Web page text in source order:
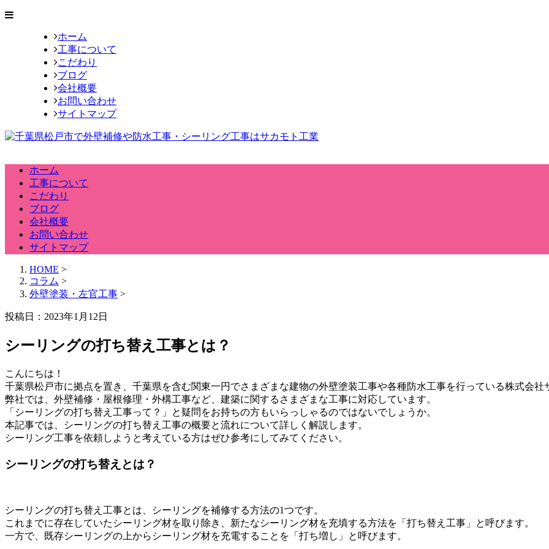
ホーム
工事について
こだわり
ブログ
会社概要
お問い合わせ
サイトマップ
ホーム
工事について
こだわり
ブログ
会社概要
お問い合わせ
サイトマップ
HOME >
コラム >
外壁塗装・左官工事 >
投稿日：2023年1月12日
シーリングの打ち替え工事とは？
こんにちは！
千葉県松戸市に拠点を置き、千葉県を含む関東一円でさまざまな建物の外壁塗装工事や各種防水工事を行っている株式会社
弊社では、外壁補修・屋根修理・外構工事など、建築に関するさまざまな工事に対応しています。
「シーリングの打ち替え工事って？」と疑問をお持ちの方もいらっしゃるのではないでしょうか。
本記事では、シーリングの打ち替え工事の概要と流れについて詳しく解説します。
シーリング工事を依頼しようと考えている方はぜひ参考にしてみてください。
シーリングの打ち替えとは？
シーリングの打ち替え工事とは、シーリングを補修する方法の1つです。
これまでに存在していたシーリング材を取り除き、新たなシーリング材を充填する方法を「打ち替え工事」と呼びます。
一方で、既存シーリングの上からシーリング材を充電することを「打ち増し」と呼びます。